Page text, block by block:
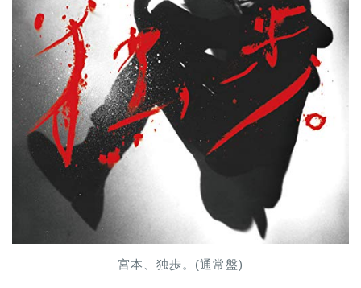
宮本、独歩。(通常盤)